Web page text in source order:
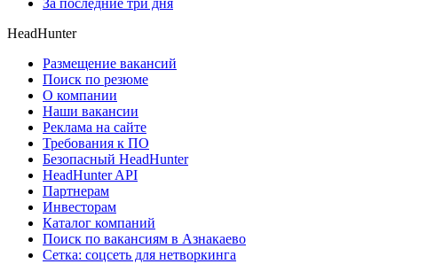
За последние три дня
HeadHunter
Размещение вакансий
Поиск по резюме
О компании
Наши вакансии
Реклама на сайте
Требования к ПО
Безопасный HeadHunter
HeadHunter API
Партнерам
Инвесторам
Каталог компаний
Поиск по вакансиям в Азнакаево
Сетка: соцсеть для нетворкинга